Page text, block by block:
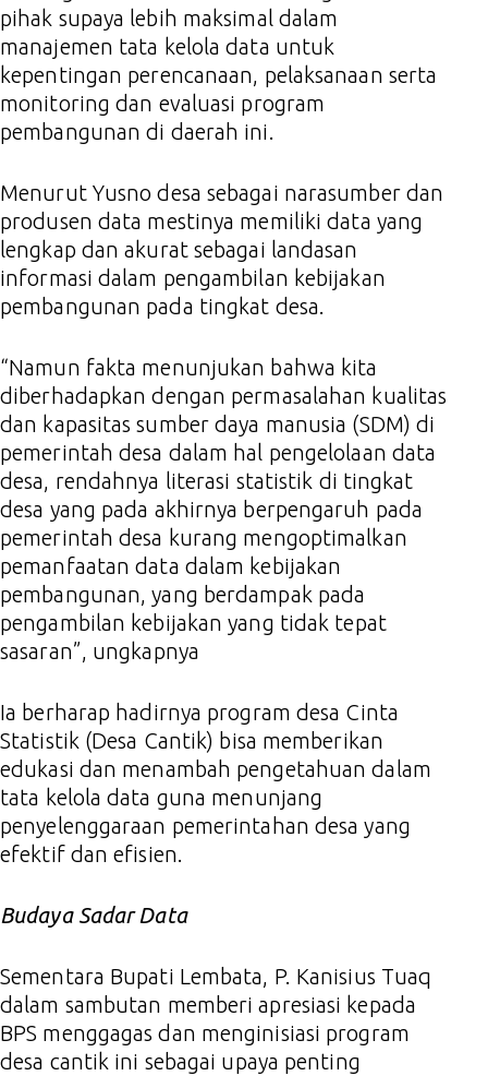
pihak supaya lebih maksimal dalam
manajemen tata kelola data untuk
kepentingan perencanaan, pelaksanaan serta
monitoring dan evaluasi program
pembangunan di daerah ini.
Menurut Yusno desa sebagai narasumber dan
produsen data mestinya memiliki data yang
lengkap dan akurat sebagai landasan
informasi dalam pengambilan kebijakan
pembangunan pada tingkat desa.
“Namun fakta menunjukan bahwa kita
diberhadapkan dengan permasalahan kualitas
dan kapasitas sumber daya manusia (SDM) di
pemerintah desa dalam hal pengelolaan data
desa, rendahnya literasi statistik di tingkat
desa yang pada akhirnya berpengaruh pada
pemerintah desa kurang mengoptimalkan
pemanfaatan data dalam kebijakan
pembangunan, yang berdampak pada
pengambilan kebijakan yang tidak tepat
sasaran”, ungkapnya
Ia berharap hadirnya program desa Cinta
Statistik (Desa Cantik) bisa memberikan
edukasi dan menambah pengetahuan dalam
tata kelola data guna menunjang
penyelenggaraan pemerintahan desa yang
efektif dan efisien.
Budaya Sadar Data
Sementara Bupati Lembata, P. Kanisius Tuaq
dalam sambutan memberi apresiasi kepada
BPS menggagas dan menginisiasi program
desa cantik ini sebagai upaya penting